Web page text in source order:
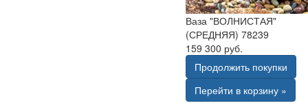
Ваза "ВОЛНИСТАЯ"
(СРЕДНЯЯ) 78239
159 300 руб.
Продолжить покупки
Перейти в корзину »